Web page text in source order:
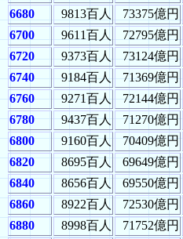
6680
9813百人 73375億円
6700
9611百人 72795億円
6720
9373百人 73124億円
6740
9184百人 71369億円
6760
9271百人 72144億円
6780
9437百人 71270億円
6800
9160百人 70409億円
6820
8695百人 69649億円
6840
8656百人 69550億円
6860
8922百人 72530億円
6880
8998百人 71752億円